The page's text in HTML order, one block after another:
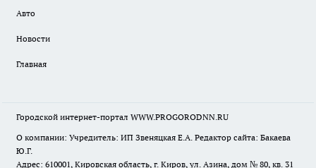
Авто
Новости
Главная
Городской интернет-портал WWW.PROGORODNN.RU
О компании: Учредитель: ИП Звеняцкая Е.А. Редактор сайта: Бакаева
Ю.Г.
Адрес: 610001, Кировская область, г. Киров, ул. Азина, дом № 80, кв. 31